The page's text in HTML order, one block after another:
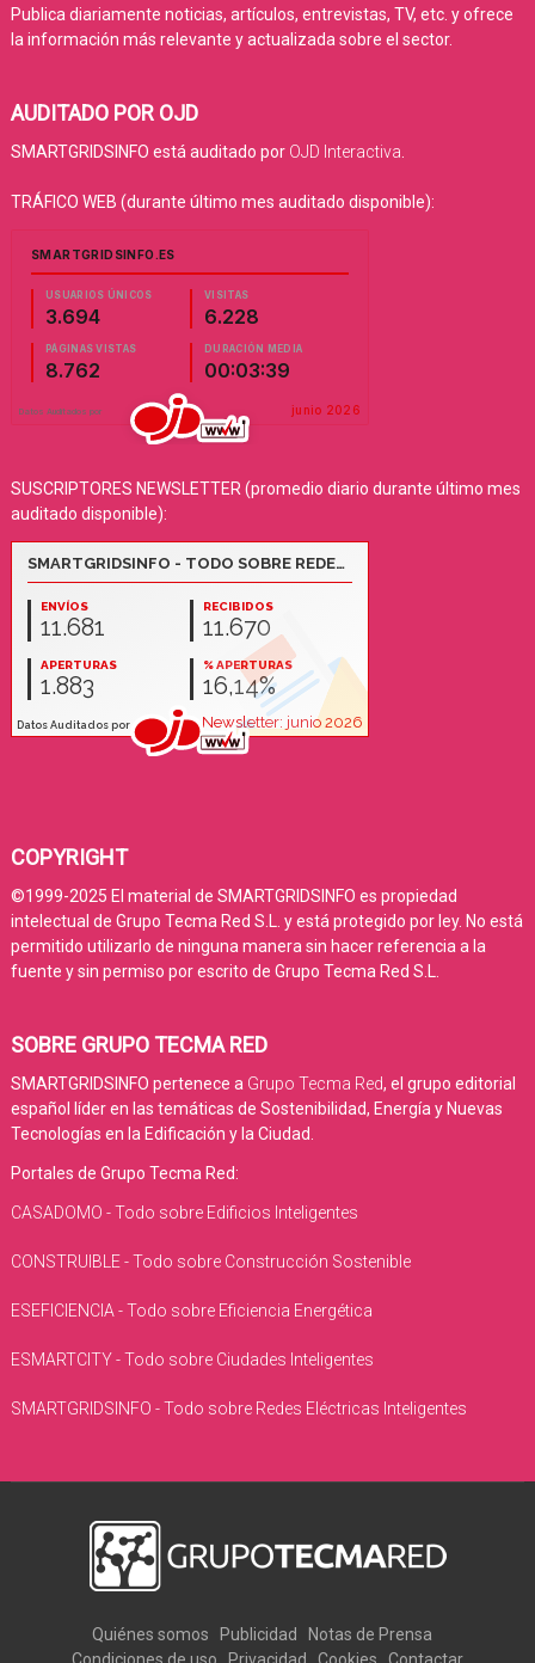
Publica diariamente noticias, artículos, entrevistas, TV, etc. y ofrece
la información más relevante y actualizada sobre el sector.
AUDITADO POR OJD
SMARTGRIDSINFO está auditado por OJD Interactiva
TRÁFICO WEB (durante último mes auditado disponible):
SUSCRIPTORES NEWSLETTER (promedio diario durante último mes
auditado disponible):
COPYRIGHT
©1999-2025 El material de SMARTGRIDSINFO es propiedad
intelectual de Grupo Tecma Red S.L. y está protegido por ley. No está
permitido utilizarlo de ninguna manera sin hacer referencia a la
fuente y sin permiso por escrito de Grupo Tecma Red S.L.
SOBRE GRUPO TECMA RED
SMARTGRIDSINFO pertenece a Grupo Tecma Red, el grupo editorial
español líder en las temáticas de Sostenibilidad, Energía y Nuevas
Tecnologías en la Edificación y la Ciudad.
Portales de Grupo Tecma Red:
CASADOMO - Todo sobre Edificios Inteligentes
CONSTRUIBLE - Todo sobre Construcción Sostenible
ESEFICIENCIA - Todo sobre Eficiencia Energética
ESMARTCITY - Todo sobre Ciudades Inteligentes
SMARTGRIDSINFO - Todo sobre Redes Eléctricas Inteligentes
Quiénes somos Publicidad
Notas de Prensa